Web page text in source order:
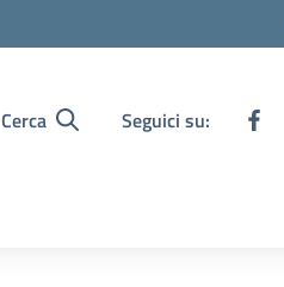
Cerca Seguici su: